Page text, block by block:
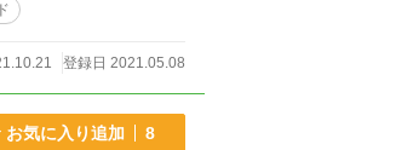
登録日 2021.05.08
お気に入り追加 8